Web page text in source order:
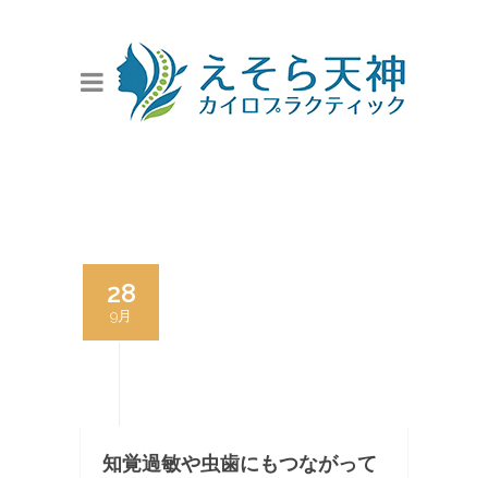
28
9月
知覚過敏や虫歯にもつながって